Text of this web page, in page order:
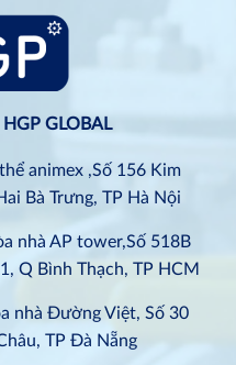
GLOBAL
animex ,Số 156 Kim
Bà Trưng, TP Hà Nội
nhà AP tower,Số 518B
Q Bình Thạch, TP HCM
nhà Đường Việt, Số 30
TP Đà Nẵng